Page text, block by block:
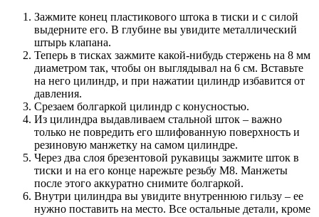
Зажмите конец пластикового штока в тиски и с силой
выдерните его. В глубине вы увидите металлический
штырь клапана.
Теперь в тисках зажмите какой-нибудь стержень на 8 мм
диаметром так, чтобы он выглядывал на 6 см. Вставьте
на него цилиндр, и при нажатии цилиндр избавится от
давления.
Срезаем болгаркой цилиндр с конусностью.
Из цилиндра выдавливаем стальной шток – важно
только не повредить его шлифованную поверхность и
резиновую манжетку на самом цилиндре.
Через два слоя брезентовой рукавицы зажмите шток в
тиски и на его конце нарежьте резьбу М8. Манжеты
после этого аккуратно снимите болгаркой.
Внутри цилиндра вы увидите внутреннюю гильзу – ее
нужно поставить на место. Все остальные детали, кроме